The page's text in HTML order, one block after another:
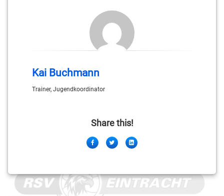
Kai Buchmann
Trainer, Jugendkoordinator
Share this!
FacebookTwitterLinkedIn